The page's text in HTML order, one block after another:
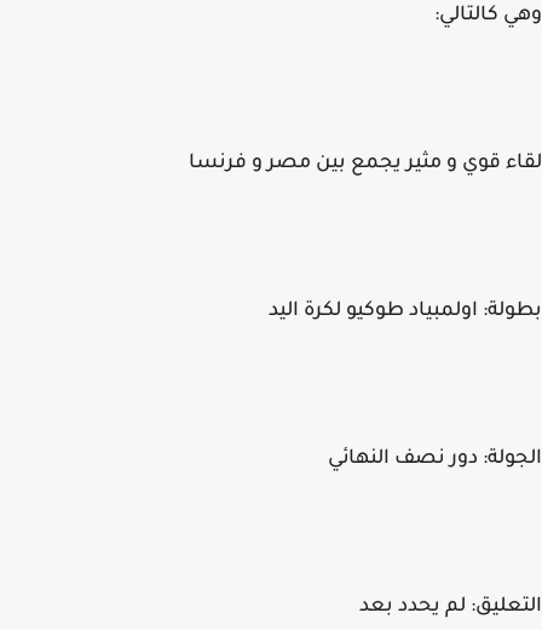
كالتالي:
قوي و مثير يجمع بين مصر و فرنسا
اولمبياد طوكيو لكرة اليد
دور نصف النهائي
لم يحدد بعد